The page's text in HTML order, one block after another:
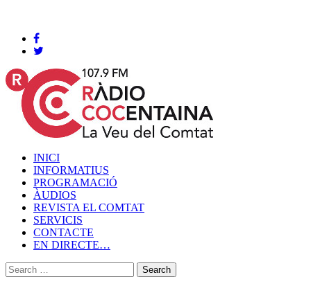
INICI
INFORMATIUS
PROGRAMACIÓ
ÀUDIOS
REVISTA EL COMTAT
SERVICIS
CONTACTE
EN DIRECTE…